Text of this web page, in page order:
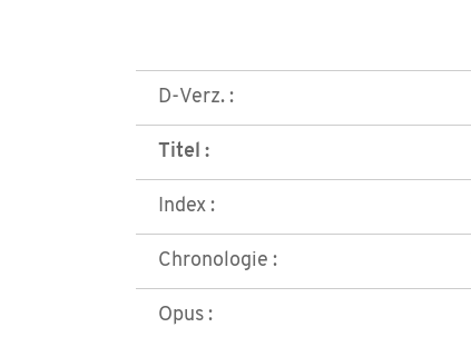
D-Verz. :
Titel :
Index :
Chronologie :
Opus :